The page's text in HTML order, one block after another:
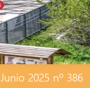
Junio 2025 nº 386